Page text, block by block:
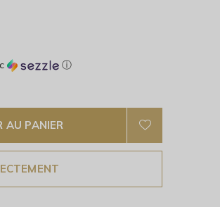
ⓘ
AU PANIER